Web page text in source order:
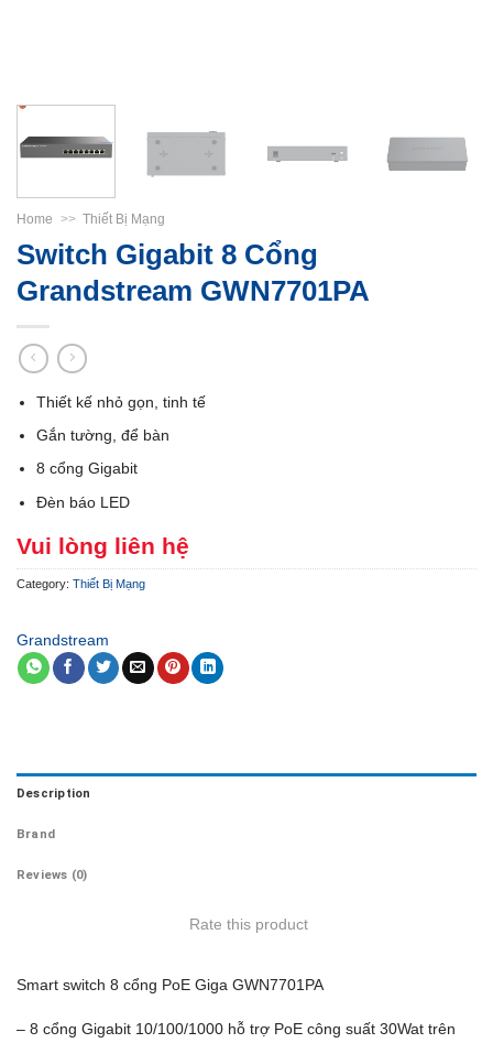
Home >> Thiết Bị Mạng
Switch Gigabit 8 Cổng
Grandstream GWN7701PA
Thiết kế nhỏ gọn, tinh tế
Gắn tường, để bàn
8 cổng Gigabit
Đèn báo LED
Vui lòng liên hệ
Category: Thiết Bị Mạng
Grandstream
Description
Brand
Reviews (0)
Rate this product
Smart switch 8 cổng PoE Giga GWN7701PA
– 8 cổng Gigabit 10/100/1000 hỗ trợ PoE công suất 30Wat trên